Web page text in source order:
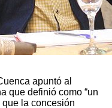
apuntó al
que definió como “un
la concesión